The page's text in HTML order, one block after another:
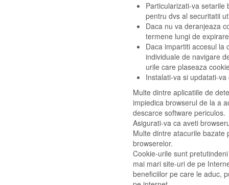
Particularizati-va
pentru dvs al securitatii
Daca nu va deranjeaza
termene lungi de
Daca impartiti accesul la
individuale de navigare
urile care plaseaza
Instalati-va si updatati-
Multe dintre aplicatiile de
impiedica browserul de la a
descarce software periculos.
Asigurati-va ca aveti
Multe dintre atacurile bazate
browserelor.
Cookie-urile sunt
mai mari site-uri de pe
beneficiilor pe care le aduc,